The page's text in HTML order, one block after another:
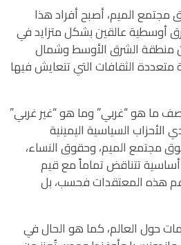
الميم، أصبح أفراد هذا
أوسطية عالقين بشكل متزايد في
الشرق الأوسط وشمال
متعددة الثقافات التي تتعايش فيها
ما هو “غربي” وما هو “غير غربي”
السياسية اليمينية
مجتمع الميم، وحقوق النساء،
أساسية تتناقض تماماً مع قيم
هذه المعتقدات فحسب، بل
حول العالم، كما هو الحال في